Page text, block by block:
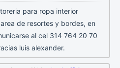
para ropa interior
de resortes y bordes, en
al cel 314 764 20 70
luis alexander.